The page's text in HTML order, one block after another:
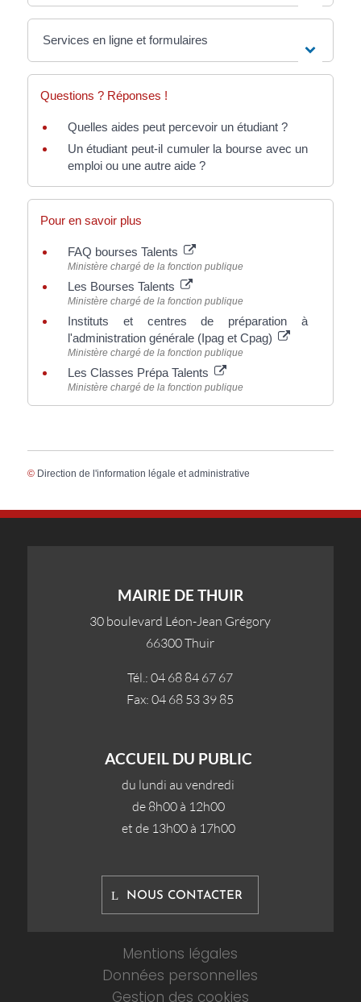
Services en ligne et formulaires
Questions ? Réponses !
Quelles aides peut percevoir un étudiant ?
Un étudiant peut-il cumuler la bourse avec un
emploi ou une autre aide ?
Pour en savoir plus
FAQ bourses Talents
Ministère chargé de la fonction publique
Les Bourses Talents
Ministère chargé de la fonction publique
Instituts et centres de préparation à
l'administration générale (Ipag et Cpag)
Ministère chargé de la fonction publique
Les Classes Prépa Talents
Ministère chargé de la fonction publique
© Direction de l'information légale et administrative
MAIRIE DE THUIR
30 boulevard Léon-Jean Grégory
66300 Thuir
Tél.: 04 68 84 67 67
Fax: 04 68 53 39 85
ACCUEIL DU PUBLIC
du lundi au vendredi
de 8h00 à 12h00
et de 13h00 à 17h00
NOUS CONTACTER
Mentions légales
Données personnelles
Gestion des cookies